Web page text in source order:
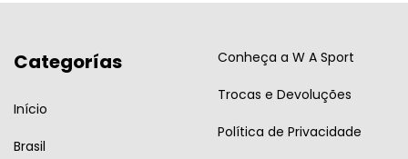
Categorías
Início
Brasil
Conheça a W A Sport
Trocas e Devoluções
Política de Privacidade